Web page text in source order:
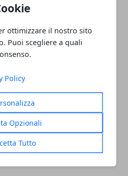
ottimizzare il nostro sito
Puoi scegliere a quali
Policy
Opzionali
Tutto
il vorticoso e
di LeBron James